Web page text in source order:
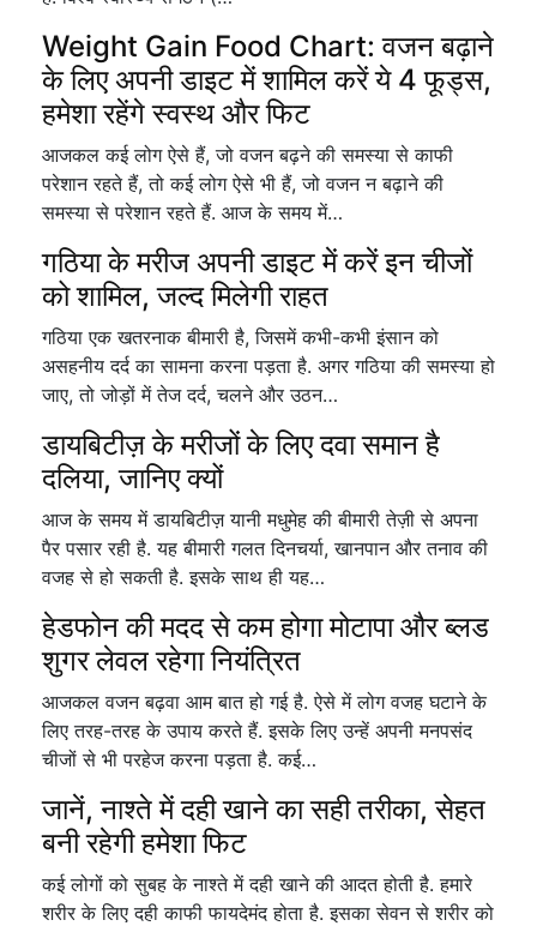
Weight Gain Food Chart: वजन बढ़ाने
के लिए अपनी डाइट में शामिल करें ये 4 फूड्स,
हमेशा रहेंगे स्वस्थ और फिट
आजकल कई लोग ऐसे हैं, जो वजन बढ़ने की समस्या से काफी
परेशान रहते हैं, तो कई लोग ऐसे भी हैं, जो वजन न बढ़ाने की
समस्या से परेशान रहते हैं. आज के समय में…
गठिया के मरीज अपनी डाइट में करें इन चीजों
को शामिल, जल्द मिलेगी राहत
गठिया एक खतरनाक बीमारी है, जिसमें कभी-कभी इंसान को
असहनीय दर्द का सामना करना पड़ता है. अगर गठिया की समस्या हो
जाए, तो जोड़ों में तेज दर्द, चलने और उठन…
डायबिटीज़ के मरीजों के लिए दवा समान है
दलिया, जानिए क्यों
आज के समय में डायबिटीज़ यानी मधुमेह की बीमारी तेज़ी से अपना
पैर पसार रही है. यह बीमारी गलत दिनचर्या, खानपान और तनाव की
वजह से हो सकती है. इसके साथ ही यह…
हेडफोन की मदद से कम होगा मोटापा और ब्लड
शुगर लेवल रहेगा नियंत्रित
आजकल वजन बढ़वा आम बात हो गई है. ऐसे में लोग वजह घटाने के
लिए तरह-तरह के उपाय करते हैं. इसके लिए उन्हें अपनी मनपसंद
चीजों से भी परहेज करना पड़ता है. कई…
जानें, नाश्ते में दही खाने का सही तरीका, सेहत
बनी रहेगी हमेशा फिट
कई लोगों को सुबह के नाश्ते में दही खाने की आदत होती है. हमारे
शरीर के लिए दही काफी फायदेमंद होता है. इसका सेवन से शरीर को